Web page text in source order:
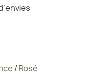
/Rosé